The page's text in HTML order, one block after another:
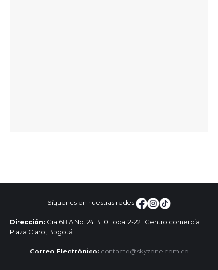
Síguenos en nuestras redes:
Dirección: Cra 68 A No. 24 B 10 Local 2-22 | Centro comercial
Plaza Claro, Bogotá
Correo Electrónico: contacto@skyzone.com.co